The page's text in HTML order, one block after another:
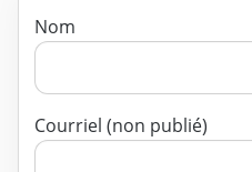
Nom
Courriel (non publié)